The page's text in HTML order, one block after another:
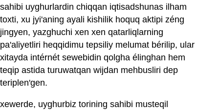
sahibi uyghurlardin chiqqan iqtisadshunas ilham
toxti, xu jyi'aning ayali kishilik hoquq aktipi zéng
jingyen, yazghuchi xen xen qatarliqlarning
pa'aliyetliri heqqidimu tepsiliy melumat bérilip, ular
xitayda intérnét sewebidin qolgha élinghan hem
teqip astida turuwatqan wijdan mehbusliri dep
teriplen'gen.
xewerde, uyghurbiz torining sahibi musteqil